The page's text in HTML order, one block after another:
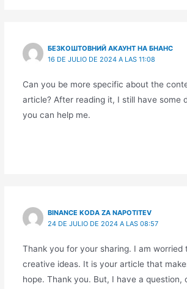
БЕЗКОШТОВНИЙ АКАУНТ НА БНАНС
16 DE JULIO DE 2024 A LAS 11:08
Can you be more specific about the
article? After reading it, I still have some
you can help me.
BINANCE KODA ZA NAPOTITEV
24 DE JULIO DE 2024 A LAS 08:57
Thank you for your sharing. I am worried
creative ideas. It is your article that
hope. Thank you. But, I have a question,